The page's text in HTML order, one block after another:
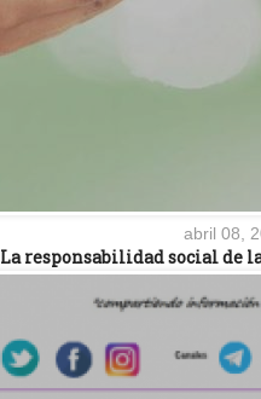
abril 08,
La responsabilidad social de